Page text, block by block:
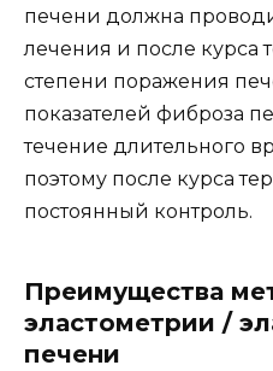
печени должна
лечения и после курса
степени поражения
показателей фиброза
течение длительного
поэтому после курса
постоянный контроль.
Преимущества
эластометрии /
печени